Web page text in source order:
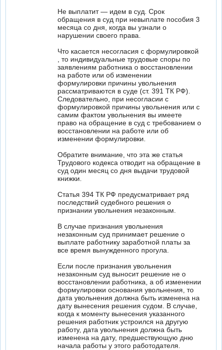
Не выплатит — идем в суд. Срок
обращения в суд при невыплате пособия 3
месяца со дня, когда вы узнали о
нарушении своего права.
Что касается несогласия с формулировкой
, то индивидуальные трудовые споры по
заявлениям работника о восстановлении
на работе или об изменении
формулировки причины увольнения
рассматриваются в суде (ст. 391 ТК РФ).
Следовательно, при несогласии с
формулировкой причины увольнения или с
самим фактом увольнения вы имеете
право на обращение в суд с требованием о
восстановлении на работе или об
изменении формулировки.
Обратите внимание, что эта же статья
Трудового кодекса отводит на обращение в
суд один месяц со дня выдачи трудовой
книжки.
Статья 394 ТК РФ предусматривает ряд
последствий судебного решения о
признании увольнения незаконным.
В случае признания увольнения
незаконным суд принимает решение о
выплате работнику заработной платы за
все время вынужденного прогула.
Если после признания увольнения
незаконным суд выносит решение не о
восстановлении работника, а об изменении
формулировки основания увольнения, то
дата увольнения должна быть изменена на
дату вынесения решения судом. В случае,
когда к моменту вынесения указанного
решения работник устроился на другую
работу, дата увольнения должна быть
изменена на дату, предшествующую дню
начала работы у этого работодателя.